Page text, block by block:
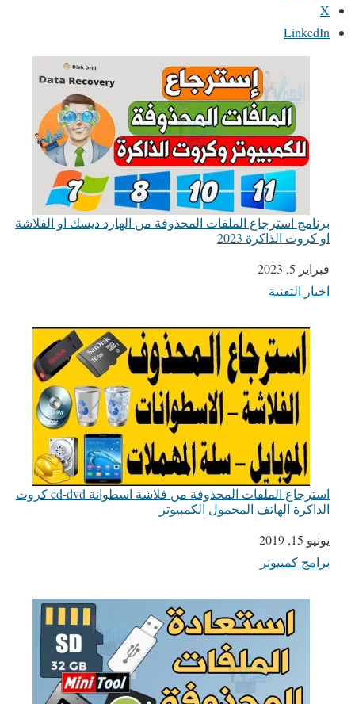
X
LinkedIn
برنامج استرجاع الملفات المحذوفة من الهارد ديسك او الفلاشة
او كروت الذاكرة 2023
التاريخ
فبراير 5, 2023
في ما يتعلق بما يأتي
اخبار التقنية
استرجاع الملفات المحذوفة من فلاشة اسطوانة cd-dvd كروت
الذاكرة الهاتف المحمول الكمبيوتر
التاريخ
يونيو 15, 2019
في ما يتعلق بما يأتي
برامج كمبيوتر